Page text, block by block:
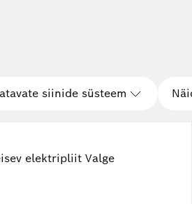
siinide süsteem
elektripliit Valge